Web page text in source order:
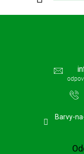
Barvy-